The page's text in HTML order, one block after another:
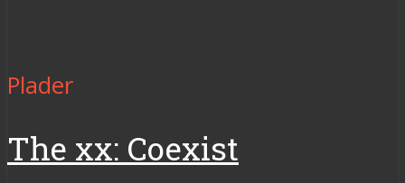
Plader
The xx: Coexist